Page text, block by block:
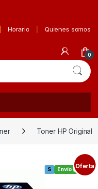
Horario Quienes somos
0
Toner HP Original
Envío gratis
S Oferta